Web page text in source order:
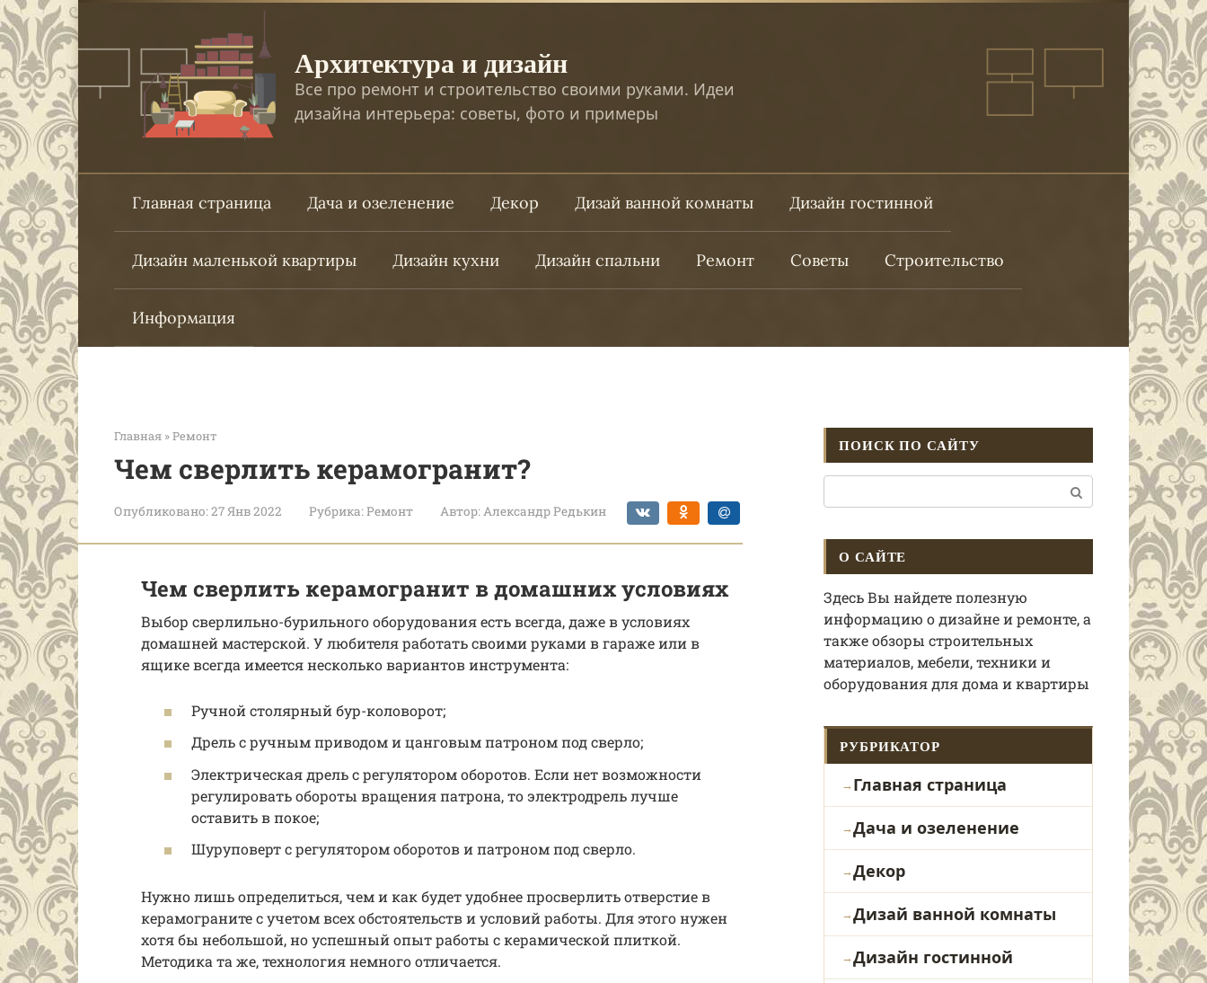
Перейти
к
контенту
Архитектура и дизайн
Все про ремонт и строительство своими руками. Идеи
дизайна интерьера: советы, фото и примеры
Главная страница Дача и озеленение Декор Дизай ванной комнаты Дизайн гостинной
Дизайн маленькой квартиры Дизайн кухни Дизайн спальни Ремонт Советы Строительство
Информация
Главная »Ремонт
Чем сверлить керамогранит?
Опубликовано:27 Янв 2022 Рубрика:Ремонт Автор:Александр Редькин
Чем сверлить керамогранит в домашних условиях
Выбор сверлильно-бурильного оборудования есть всегда, даже в условиях
домашней мастерской. У любителя работать своими руками в гараже или в
ящике всегда имеется несколько вариантов инструмента:
Ручной столярный бур-коловорот;
Дрель с ручным приводом и цанговым патроном под сверло;
Электрическая дрель с регулятором оборотов. Если нет возможности
регулировать обороты вращения патрона, то электродрель лучше
оставить в покое;
Шуруповерт с регулятором оборотов и патроном под сверло.
Нужно лишь определиться, чем и как будет удобнее просверлить отверстие в
керамограните с учетом всех обстоятельств и условий работы. Для этого нужен
хотя бы небольшой, но успешный опыт работы с керамической плиткой.
Методика та же, технология немного отличается.
ПОИСК ПО САЙТУ
О САЙТЕ
Здесь Вы найдете полезную
информацию о дизайне и ремонте, а
также обзоры строительных
материалов, мебели, техники и
оборудования для дома и квартиры
РУБРИКАТОР
Главная страница
Дача и озеленение
Декор
Дизай ванной комнаты
Дизайн гостинной